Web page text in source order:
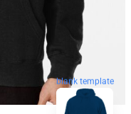
blank template